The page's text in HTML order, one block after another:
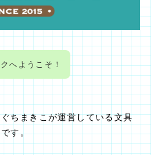
へようこそ！
ちまきこが運営している文具
す。